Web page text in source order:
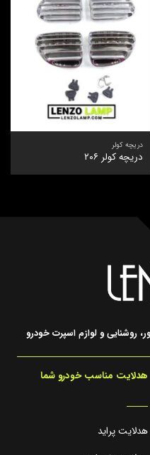
دریچه کولر
دریچه کولر ۲۰۶
روشنایی و لوازم اسپرت خودرو
هدلایت مناسب خودرو شما
_____
هدلایت پراید